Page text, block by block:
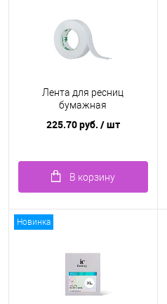
Лента для ресниц
бумажная
225.70 руб. / шт
В корзину
Новинка